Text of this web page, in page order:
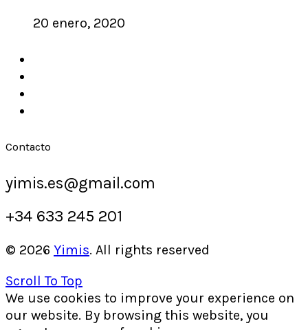
20 enero, 2020
Contacto
yimis.es@gmail.com
+34 633 245 201
© 2026 Yimis. All rights reserved
Scroll To Top
We use cookies to improve your experience on
our website. By browsing this website, you